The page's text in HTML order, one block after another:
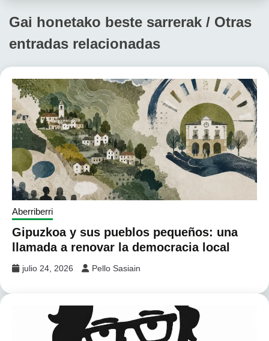
Gai honetako beste sarrerak / Otras
entradas relacionadas
Aberriberri
Gipuzkoa y sus pueblos pequeños: una
llamada a renovar la democracia local
julio 24, 2026 Pello Sasiain